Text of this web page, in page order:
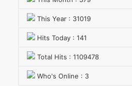
This Year : 31019
Hits Today : 141
Total Hits : 1109478
Who's Online : 3